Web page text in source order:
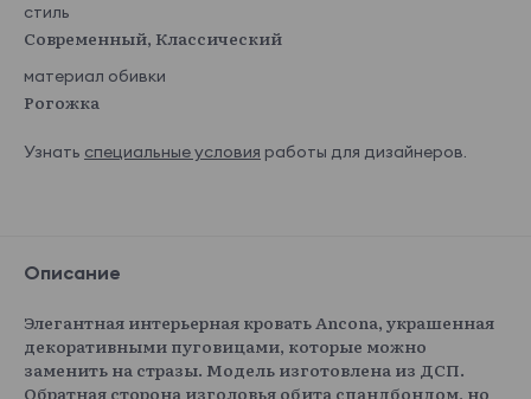
стиль
Современный, Классический
материал обивки
Рогожка
Узнать специальные условия работы для дизайнеров.
Описание
Элегантная интерьерная кровать Ancona, украшенная
декоративными пуговицами, которые можно
заменить на стразы. Модель изготовлена из ДСП.
Обратная сторона изголовья обита спандбондом, но